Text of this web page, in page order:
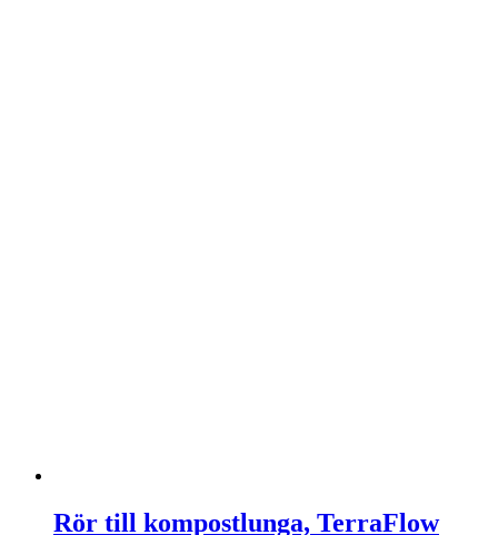
Rör till kompostlunga, TerraFlow